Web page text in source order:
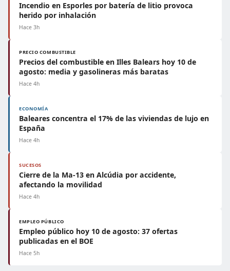
Incendio en Esporles por batería de litio provoca
herido por inhalación
Hace 3h
PRECIO COMBUSTIBLE
Precios del combustible en Illes Balears hoy 10 de
agosto: media y gasolineras más baratas
Hace 4h
ECONOMÍA
Baleares concentra el 17% de las viviendas de lujo en
España
Hace 4h
SUCESOS
Cierre de la Ma-13 en Alcúdia por accidente,
afectando la movilidad
Hace 4h
EMPLEO PÚBLICO
Empleo público hoy 10 de agosto: 37 ofertas
publicadas en el BOE
Hace 5h